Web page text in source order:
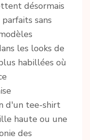
désormais
sans
les looks de
habillées où
d'un tee-shirt
haute ou une
des